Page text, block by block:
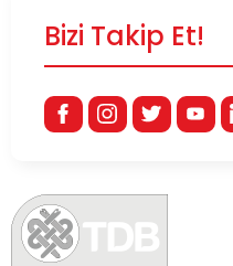
Bizi Takip Et!